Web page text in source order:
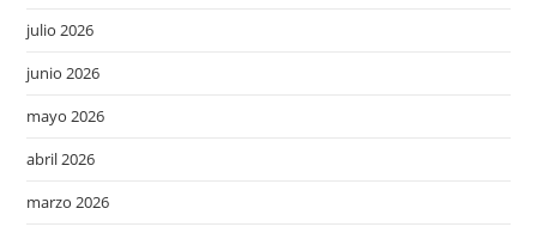
julio 2026
junio 2026
mayo 2026
abril 2026
marzo 2026